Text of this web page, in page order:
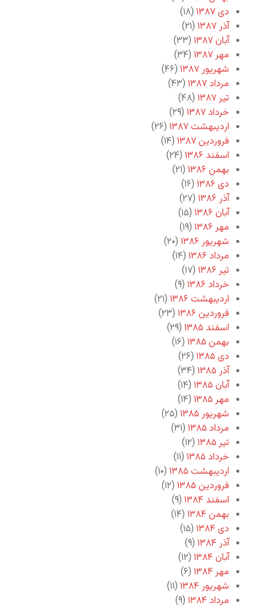
دی ۱۳۸۷
(۱۸)
آذر ۱۳۸۷
(۲۱)
آبان ۱۳۸۷
(۳۳)
مهر ۱۳۸۷
(۳۴)
شهریور ۱۳۸۷
(۴۶)
مرداد ۱۳۸۷
(۴۳)
تیر ۱۳۸۷
(۴۸)
خرداد ۱۳۸۷
(۲۹)
اردیبهشت ۱۳۸۷
(۲۶)
فروردین ۱۳۸۷
(۱۴)
اسفند ۱۳۸۶
(۲۴)
بهمن ۱۳۸۶
(۲۱)
دی ۱۳۸۶
(۱۶)
آذر ۱۳۸۶
(۲۷)
آبان ۱۳۸۶
(۱۵)
مهر ۱۳۸۶
(۱۹)
شهریور ۱۳۸۶
(۲۰)
مرداد ۱۳۸۶
(۱۴)
تیر ۱۳۸۶
(۱۷)
خرداد ۱۳۸۶
(۹)
اردیبهشت ۱۳۸۶
(۲۱)
فروردین ۱۳۸۶
(۲۳)
اسفند ۱۳۸۵
(۲۹)
بهمن ۱۳۸۵
(۱۶)
دی ۱۳۸۵
(۲۶)
آذر ۱۳۸۵
(۳۴)
آبان ۱۳۸۵
(۱۴)
مهر ۱۳۸۵
(۱۴)
شهریور ۱۳۸۵
(۲۵)
مرداد ۱۳۸۵
(۳۱)
تیر ۱۳۸۵
(۱۲)
خرداد ۱۳۸۵
(۱۱)
اردیبهشت ۱۳۸۵
(۱۰)
فروردین ۱۳۸۵
(۱۲)
اسفند ۱۳۸۴
(۹)
بهمن ۱۳۸۴
(۱۴)
دی ۱۳۸۴
(۱۵)
آذر ۱۳۸۴
(۹)
آبان ۱۳۸۴
(۱۲)
مهر ۱۳۸۴
(۶)
شهریور ۱۳۸۴
(۱۱)
مرداد ۱۳۸۴
(۹)